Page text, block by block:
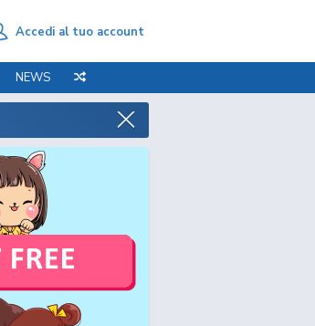
Accedi al tuo account
NEWS